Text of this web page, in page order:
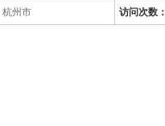
杭州市 访问次数：